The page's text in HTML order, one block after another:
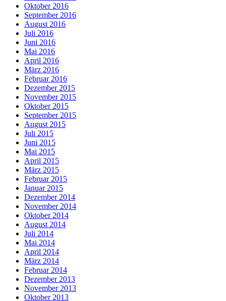
Oktober 2016
September 2016
August 2016
Juli 2016
Juni 2016
Mai 2016
April 2016
März 2016
Februar 2016
Dezember 2015
November 2015
Oktober 2015
September 2015
August 2015
Juli 2015
Juni 2015
Mai 2015
April 2015
März 2015
Februar 2015
Januar 2015
Dezember 2014
November 2014
Oktober 2014
August 2014
Juli 2014
Mai 2014
April 2014
März 2014
Februar 2014
Dezember 2013
November 2013
Oktober 2013